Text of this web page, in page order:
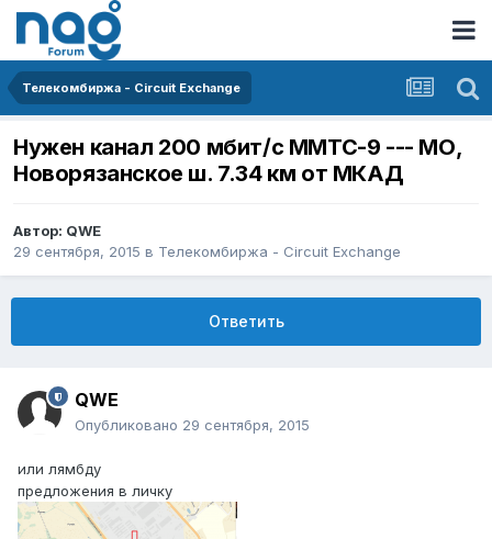
Телекомбиржа - Circuit Exchange
Нужен канал 200 мбит/с ММТС-9 --- МО,
Новорязанское ш. 7.34 км от МКАД
Автор: QWE
29 сентября, 2015 в Телекомбиржа - Circuit Exchange
Ответить
QWE
Опубликовано 29 сентября, 2015
или лямбду
предложения в личку